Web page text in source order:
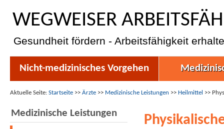
WEGWEISER
Gesundheit fördern - Arbeitsfähigkeit
Nicht-medizinisches Vorgehen
Aktuelle Seite: Startseite >> Ärzte >> Medizinische Leistungen >> Heilmittel >>
Medizinische Leistungen